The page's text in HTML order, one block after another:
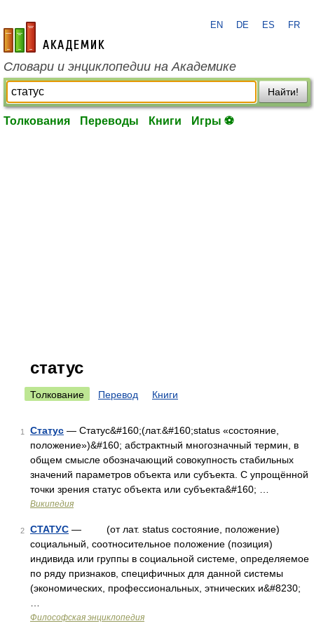
academic.ru
EN DE ES FR
Словари и энциклопедии на Академике
Найти!
Толкования Переводы Книги Игры ⚽
статус
Толкование Перевод Книги
1 Статус — Статус&#160;(лат.&#160;status «состояние,
положение»)&#160; абстрактный многозначный термин, в
общем смысле обозначающий совокупность стабильных
значений параметров объекта или субъекта. С упрощённой
точки зрения статус объекта или субъекта&#160; …
Википедия
2 СТАТУС — (от лат. status состояние, положение)
социальный, соотносительное положение (позиция)
индивида или группы в социальной системе, определяемое
по ряду признаков, специфичных для данной системы
(экономических, профессиональных, этнических и&#8230;
Философская энциклопедия